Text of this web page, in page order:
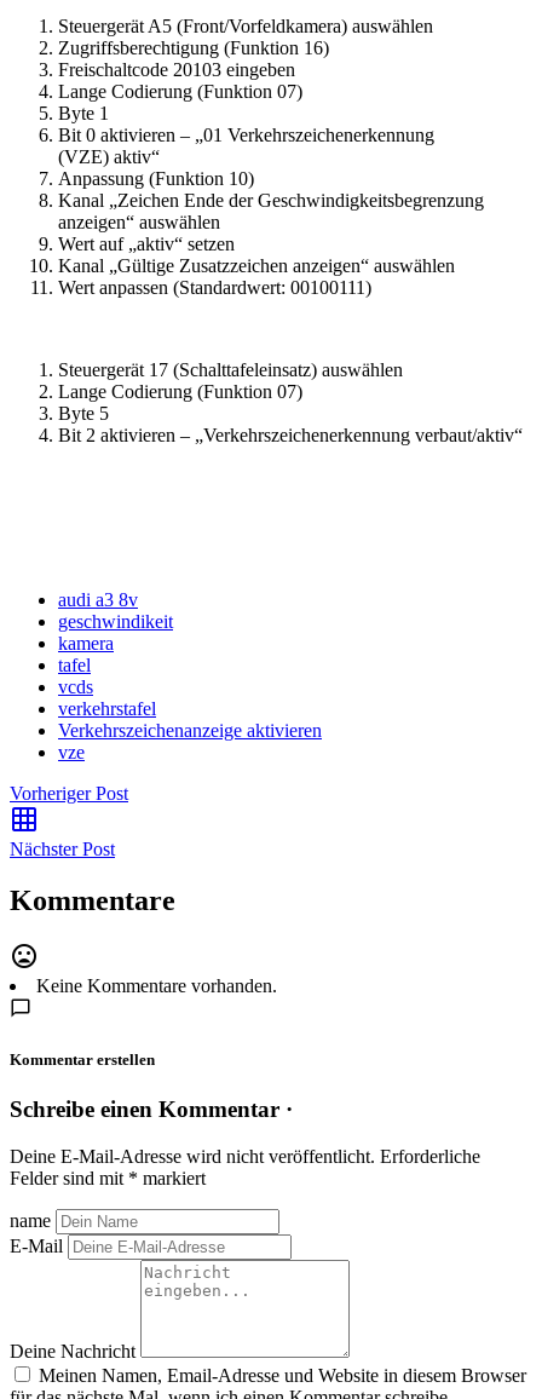
Steuergerät A5 (Front/Vorfeldkamera) auswählen
Zugriffsberechtigung (Funktion 16)
Freischaltcode 20103 eingeben
Lange Codierung (Funktion 07)
Byte 1
Bit 0 aktivieren – „01 Verkehrszeichenerkennung
(VZE) aktiv“
Anpassung (Funktion 10)
Kanal „Zeichen Ende der Geschwindigkeitsbegrenzung
anzeigen“ auswählen
Wert auf „aktiv“ setzen
Kanal „Gültige Zusatzzeichen anzeigen“ auswählen
Wert anpassen (Standardwert: 00100111)
Steuergerät 17 (Schalttafeleinsatz) auswählen
Lange Codierung (Funktion 07)
Byte 5
Bit 2 aktivieren – „Verkehrszeichenerkennung verbaut/aktiv“
audi a3 8v
geschwindikeit
kamera
tafel
vcds
verkehrstafel
Verkehrszeichenanzeige aktivieren
vze
Vorheriger Post
Nächster Post
Kommentare
Keine Kommentare vorhanden.
Kommentar erstellen
Schreibe einen Kommentar ·
Deine E-Mail-Adresse wird nicht veröffentlicht. Erforderliche
Felder sind mit * markiert
name
E-Mail
Deine Nachricht
Meinen Namen, Email-Adresse und Website in diesem Browser